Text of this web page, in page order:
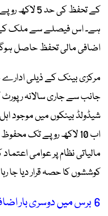
ہے۔ اس فیصلے سے ملک کے
اضافی مالی تحفظ حاصل
مرکزی بینک کے ذیلی ادارے
جانب سے جاری سالانہ
شیڈولڈ بینکوں میں موجود
اب 10 لاکھ روپے تک
مالیاتی نظام پر عوامی
کوششوں کا حصہ قرار دیا جا
6 برس میں دوسری بار اضافہ